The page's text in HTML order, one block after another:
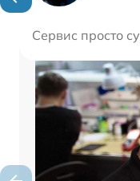
Сервис просто